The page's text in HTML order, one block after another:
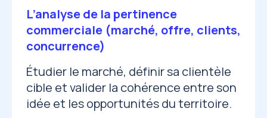
L’analyse de la pertinence
commerciale (marché, offre, clients,
concurrence)
Étudier le marché, définir sa clientèle
cible et valider la cohérence entre son
idée et les opportunités du territoire.